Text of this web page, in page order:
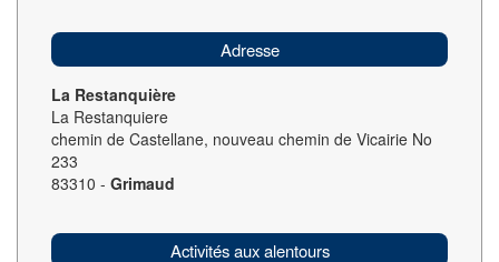
Adresse
La Restanquière
La Restanquiere
chemin de Castellane, nouveau chemin de Vicairie No
233
83310 - Grimaud
Activités aux alentours